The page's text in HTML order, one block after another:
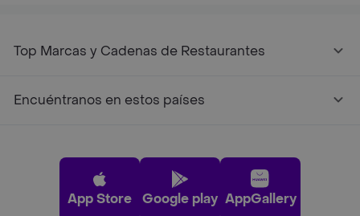
Top Marcas y Cadenas de Restaurantes
Encuéntranos en estos países
App Store Google play AppGallery